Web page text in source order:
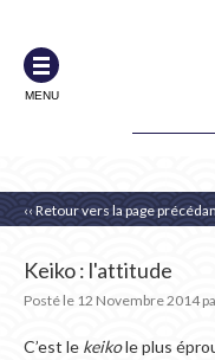
MENU
‹‹ Retour vers la page
Keiko : l'attitude
Posté le 12 Novembre 2014
C’est le keikole plus